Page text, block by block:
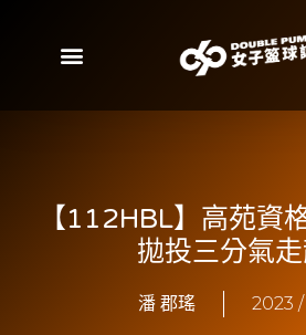
【112HBL】高苑資
拋投三分氣
潘 郡瑤 2023 /